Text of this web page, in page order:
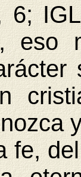
6;
eso
fe,